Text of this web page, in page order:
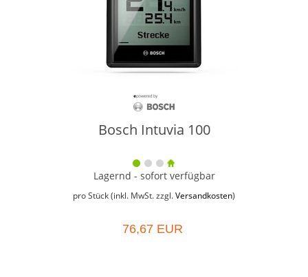
Bosch Intuvia 100
Lagernd - sofort verfügbar
pro Stück (inkl. MwSt. zzgl. Versandkosten)
76,67 EUR